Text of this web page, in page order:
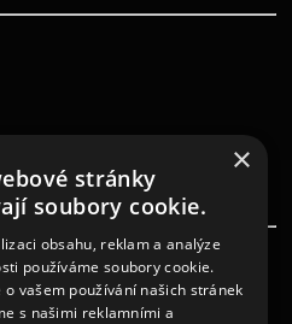
×
stránky
soubory cookie.
obsahu, reklam a analýze
používáme soubory cookie.
o vašem používání našich stránek
s našimi reklamními a